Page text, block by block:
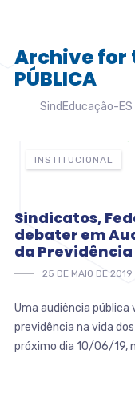
Archive for
PÚBLICA
SindEducação-ES
INSTITUCIONAL
Sindicatos,
debater em
da Previdência
25 DE MAIO DE 2019
Uma audiência
previdência na vida
próximo dia 10/06/19,